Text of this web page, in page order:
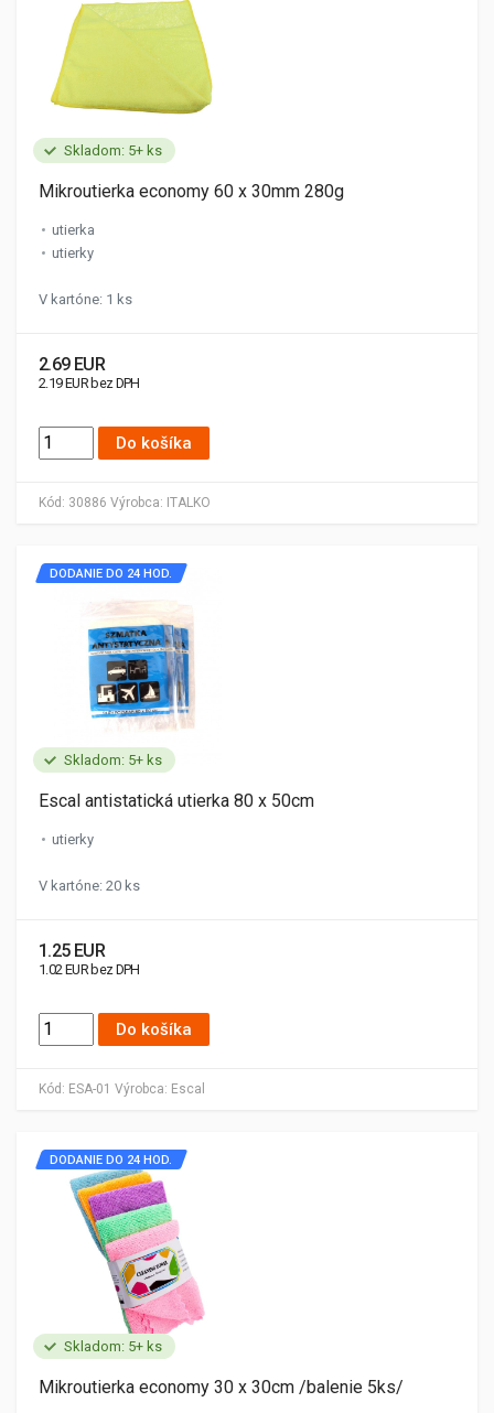
Skladom: 5+ ks
Kód: 30886 Výrobca: ITALKO
Mikroutierka economy 60 x 30mm 280g
utierka
utierky
V kartóne: 1 ks
2.69 EUR
2.19 EUR bez DPH
Do košíka
Skladom: 5+ ks
Kód: ESA-01 Výrobca: Escal
DODANIE DO 24 HOD.
Escal antistatická utierka 80 x 50cm
utierky
V kartóne: 20 ks
1.25 EUR
1.02 EUR bez DPH
Do košíka
Skladom: 5+ ks
DODANIE DO 24 HOD.
Mikroutierka economy 30 x 30cm /balenie 5ks/